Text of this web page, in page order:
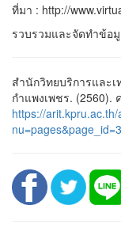
ที่มา : http://
รวบรวมและจัดทำข้อ
สำนักวิทยบริการและ
กำแพงเพชร. (2560).
https://